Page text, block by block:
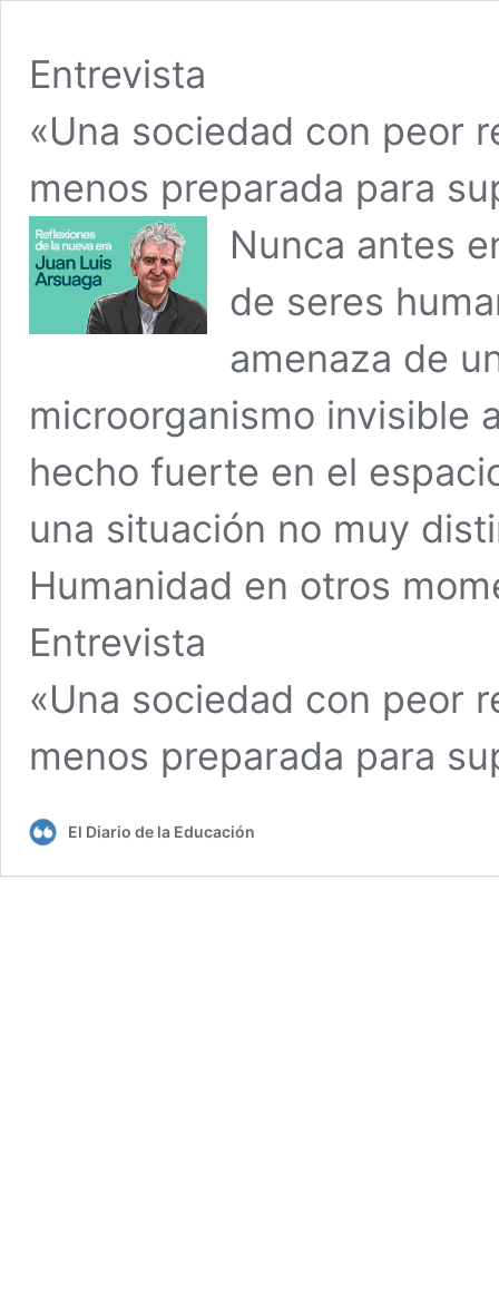
Entrevista
«Una sociedad con peor
menos preparada para
Nunca antes
de seres
amenaza de
microorganismo invisible
hecho fuerte en el
una situación no muy
Humanidad en otros
Entrevista
«Una sociedad con peor
menos preparada para
El Diario de la Educación